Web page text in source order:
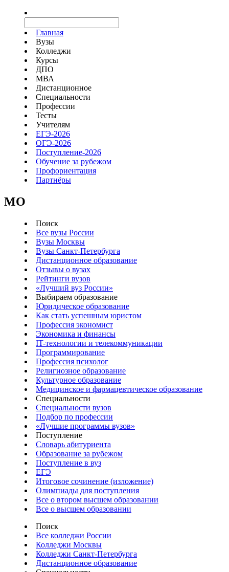
Главная
Вузы
Колледжи
Курсы
ДПО
МВА
Дистанционное
Специальности
Профессии
Тесты
Учителям
ЕГЭ-2026
ОГЭ-2026
Поступление-2026
Обучение за рубежом
Профориентация
Партнёры
MO
Поиск
Все вузы России
Вузы Москвы
Вузы Санкт-Петербурга
Дистанционное образование
Отзывы о вузах
Рейтинги вузов
«Лучший вуз России»
Выбираем образование
Юридическое образование
Как стать успешным юристом
Профессия экономист
Экономика и финансы
IT-технологии и телекоммуникации
Программирование
Профессия психолог
Религиозное образование
Культурное образование
Медицинское и фармацевтическое образование
Специальности
Специальности вузов
Подбор по профессии
«Лучшие программы вузов»
Поступление
Словарь абитуриента
Образование за рубежом
Поступление в вуз
ЕГЭ
Итоговое сочинение (изложение)
Олимпиады для поступления
Все о втором высшем образовании
Все о высшем образовании
Поиск
Все колледжи России
Колледжи Москвы
Колледжи Санкт-Петербурга
Дистанционное образование